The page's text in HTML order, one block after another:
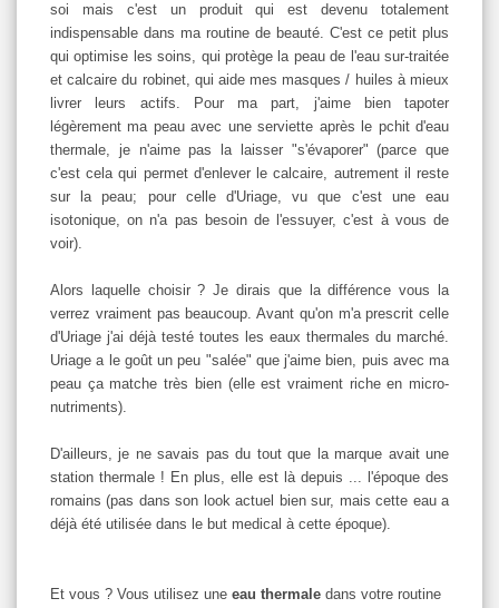
soi mais c'est un produit qui est devenu totalement
indispensable dans ma routine de beauté. C'est ce petit plus
qui optimise les soins, qui protège la peau de l'eau sur-traitée
et calcaire du robinet, qui aide mes masques / huiles à mieux
livrer leurs actifs. Pour ma part, j'aime bien tapoter
légèrement ma peau avec une serviette après le pchit d'eau
thermale, je n'aime pas la laisser "s'évaporer" (parce que
c'est cela qui permet d'enlever le calcaire, autrement il reste
sur la peau; pour celle d'Uriage, vu que c'est une eau
isotonique, on n'a pas besoin de l'essuyer, c'est à vous de
voir).
Alors laquelle choisir ? Je dirais que la différence vous la
verrez vraiment pas beaucoup. Avant qu'on m'a prescrit celle
d'Uriage j'ai déjà testé toutes les eaux thermales du marché.
Uriage a le goût un peu "salée" que j'aime bien, puis avec ma
peau ça matche très bien (elle est vraiment riche en micro-
nutriments).
D'ailleurs, je ne savais pas du tout que la marque avait une
station thermale ! En plus, e lle est là depuis ... l'époque des
romains (pas dans son look actuel bien sur, mais cette eau a
déjà été utilisée dans le but medical à cette époque).
Et vous ? Vous utilisez une eau thermale dans votre routine